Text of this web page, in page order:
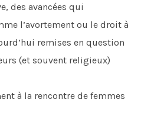
des avancées qui
l’avortement ou le droit à
remises en question
(et souvent religieux)
à la rencontre de femmes